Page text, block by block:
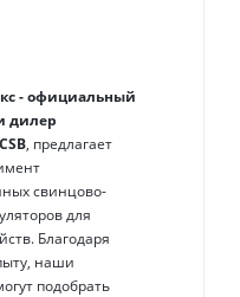
- официальный
дилер
CSB, предлагает
свинцово-
для
Благодаря
наши
подобрать